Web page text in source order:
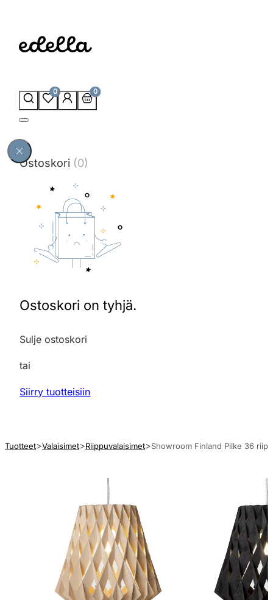
0 0
Ostoskori (0)
Ostoskori on tyhjä.
Sulje ostoskori
tai
Siirry tuotteisiin
Tuotteet Valaisimet Riippuvalaisimet Showroom Finland Pilke 36